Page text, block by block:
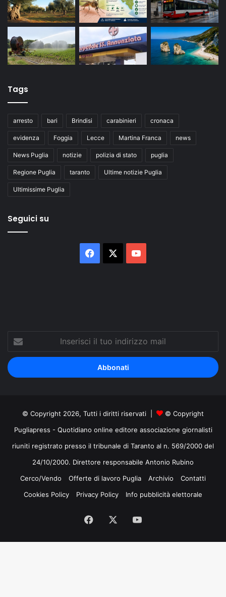
Tags
arresto bari Brindisi carabinieri cronaca
evidenza Foggia Lecce Martina Franca news
News Puglia notizie polizia di stato puglia
Regione Puglia taranto Ultime notizie Puglia
Ultimissime Puglia
Seguici su
Facebook
Inserisci
tuo
indirizzo
mail
© Copyright 2026, Tutti i diritti riservati |
© Copyright
Pugliapress - Quotidiano online editore associazione giornalisti
riuniti registrato presso il tribunale di Taranto al n. 569/2000 del
24/10/2000. Direttore responsabile Antonio Rubino
Cerco/Vendo
Offerte di lavoro Puglia Archivio
Contatti
Cookies Policy
Privacy Policy Info pubblicità elettorale
Facebook
Tube